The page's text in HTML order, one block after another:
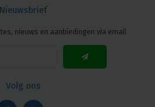
Nieuwsbrief
nieuws en aanbiedingen via email
Volg ons